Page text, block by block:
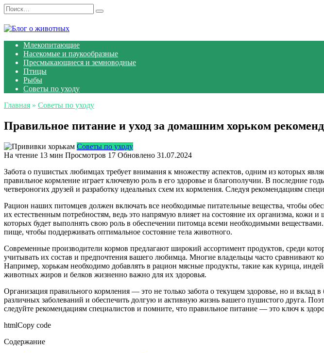
Перейти
к
содержанию
Search
for:
Млекопитающие
Насекомые и паукообразные
Пресмыкающиеся и земноводные
Птицы
Рыбы
Советы по уходу
Главная » Советы по уходу
Правильное питание и уход за домашним хорьком
Советы по уходу
На чтение 13 мин Просмотров 17 Обновлено 31.07.2024
Забота о пушистых любимцах требует внимания к множеству аспектов, одним из которых
правильное кормление играет ключевую роль в его здоровье и благополучии. В последние
четвероногих друзей и разработку идеальных схем их кормления. Следуя рекомендациям
Рацион наших питомцев должен включать все необходимые питательные вещества, чтобы
их естественным потребностям, ведь это напрямую влияет на состояние их организма, кожи
которых будет выполнять свою роль в обеспечении питомца всеми необходимыми
пище, чтобы поддерживать оптимальное состояние тела животного.
Современные производители кормов предлагают широкий ассортимент продуктов, среди
учитывать их состав и предпочтения вашего любимца. Многие владельцы часто сравнивают
Например, хорькам необходимо добавлять в рацион мясные продукты, такие как курица,
животных жиров и белков жизненно важно для их здоровья.
Организация правильного кормления — это не только забота о текущем здоровье, но и
различных заболеваний и обеспечить долгую и активную жизнь вашего пушистого друга.
следуйте рекомендациям специалистов и помните, что правильное питание — это ключ к
htmlCopy code
Содержание